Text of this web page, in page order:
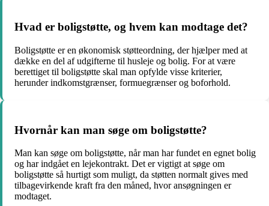
Hvad er boligstøtte, og hvem kan modtage det?
Boligstøtte er en økonomisk støtteordning, der hjælper med at
dække en del af udgifterne til husleje og bolig. For at være
berettiget til boligstøtte skal man opfylde visse kriterier,
herunder indkomstgrænser, formuegrænser og boforhold.
Hvornår kan man søge om boligstøtte?
Man kan søge om boligstøtte, når man har fundet en egnet bolig
og har indgået en lejekontrakt. Det er vigtigt at søge om
boligstøtte så hurtigt som muligt, da støtten normalt gives med
tilbagevirkende kraft fra den måned, hvor ansøgningen er
modtaget.